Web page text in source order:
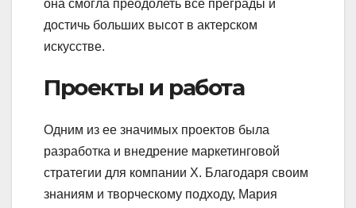
она смогла преодолеть все преграды и
достичь больших высот в актерском
искусстве.
Проекты и работа
Одним из ее значимых проектов была
разработка и внедрение маркетинговой
стратегии для компании X. Благодаря своим
знаниям и творческому подходу, Мария